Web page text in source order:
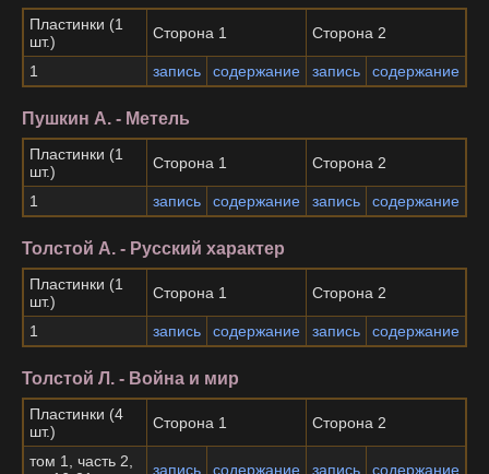
Пластинки (1
шт.)
Сторона 1 Сторона 2
1 запись содержание запись содержание
Пушкин А. - Метель
Пластинки (1
шт.)
Сторона 1 Сторона 2
1 запись содержание запись содержание
Толстой А. - Русский характер
Пластинки (1
шт.)
Сторона 1 Сторона 2
1 запись содержание запись содержание
Толстой Л. - Война и мир
Пластинки (4
шт.)
Сторона 1 Сторона 2
том 1, часть 2,
запись содержание запись содержание